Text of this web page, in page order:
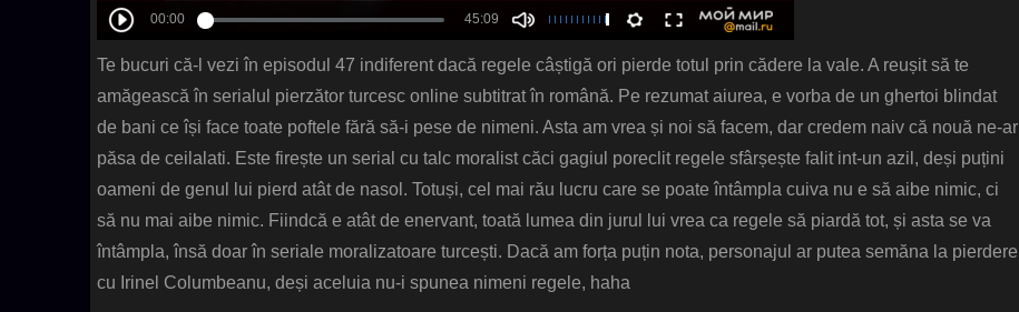
Te bucuri că-l vezi în episodul 47 indiferent dacă regele câștigă ori pierde totul prin cădere la vale. A reușit să te
amăgească în serialul pierzător turcesc online subtitrat în română. Pe rezumat aiurea, e vorba de un ghertoi blindat
de bani ce își face toate poftele fără să-i pese de nimeni. Asta am vrea și noi să facem, dar credem naiv că nouă ne-ar
păsa de ceilalati. Este firește un serial cu talc moralist căci gagiul poreclit regele sfârșește falit int-un azil, deși puțini
oameni de genul lui pierd atât de nasol. Totuși, cel mai rău lucru care se poate întâmpla cuiva nu e să aibe nimic, ci
să nu mai aibe nimic. Fiindcă e atât de enervant, toată lumea din jurul lui vrea ca regele să piardă tot, și asta se va
întâmpla, însă doar în seriale moralizatoare turcești. Dacă am forța puțin nota, personajul ar putea semăna la pierdere
cu Irinel Columbeanu, deși aceluia nu-i spunea nimeni regele, haha